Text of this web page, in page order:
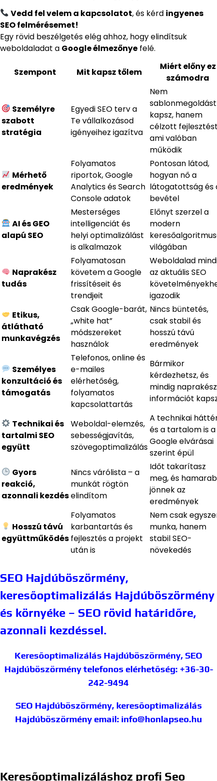
Vedd fel velem a kapcsolatot, és kérd ingyenes
SEO felmérésemet!
Egy rövid beszélgetés elég ahhoz, hogy elindítsuk
weboldaladat a Google élmezőnye felé.
Szempont Mit kapsz tőlem
Miért előny ez
számodra
Személyre
szabott
stratégia
Egyedi SEO terv a
Te vállalkozásod
igényeihez igazítva
Nem
sablonmegoldást
kapsz, hanem
célzott
ami valóban
működik
Mérhető
eredmények
Folyamatos
riportok, Google
Analytics és Search
Console adatok
Pontosan látod,
hogyan nő a
látogatottság és
bevétel
AI és GEO
alapú SEO
Mesterséges
intelligenciát és
helyi optimalizálást
is alkalmazok
Előnyt szerzel a
modern
világában
Naprakész
tudás
Folyamatosan
követem a Google
frissítéseit és
trendjeit
Weboldalad
az aktuális SEO
igazodik
Etikus,
átlátható
munkavégzés
Csak Google-barát,
„white hat”
módszereket
használok
Nincs büntetés,
csak stabil és
hosszú távú
eredmények
Személyes
konzultáció és
támogatás
Telefonos, online és
e-mailes
elérhetőség,
folyamatos
kapcsolattartás
Bármikor
kérdezhetsz, és
mindig naprakész
információt
Technikai és
tartalmi SEO
együtt
Weboldal-elemzés,
sebességjavítás,
szövegoptimalizálás
A technikai
és a tartalom is a
Google elvárásai
szerint épül
Gyors
reakció,
azonnali kezdés
Nincs várólista – a
munkát rögtön
elindítom
Időt takarítasz
meg, és
jönnek az
eredmények
Hosszú távú
együttműködés
Folyamatos
karbantartás és
fejlesztés a projekt
után is
Nem csak
munka, hanem
stabil SEO-
növekedés
SEO Hajdúböszörmény,
keresőoptimalizálás Hajdúböszörmény
és környéke – SEO rövid határidőre,
azonnali kezdéssel.
Keresőoptimalizálás Hajdúböszörmény, SEO
Hajdúböszörménytelefonos elérhetőség: +36-30-
242-9494
SEO Hajdúböszörmény, keresőoptimalizálás
Hajdúböszörmény email: info@honlapseo.hu
Keresőoptimalizáláshoz profi Seo